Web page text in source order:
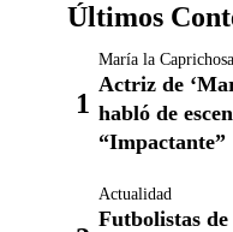
Últimos
María la Caprichosa
Actriz de
habló de
“Impactante”
Actualidad
Futbolistas